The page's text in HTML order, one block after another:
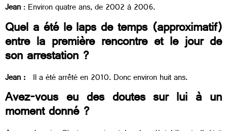
Jean: Environ quatre ans, de 2002 à 2006.
Quel a été le laps de temps (approximatif)
entre la première rencontre et le jour de
son arrestation ?
Jean : Il a été arrêté en 2010. Donc environ huit ans.
Avez-vous eu des doutes sur lui à un
moment donné ?